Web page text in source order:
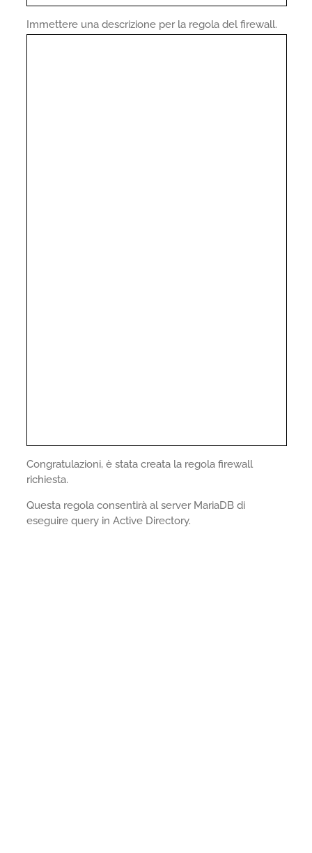
Immettere una descrizione per la regola del firewall.
Congratulazioni, è stata creata la regola firewall
richiesta.
Questa regola consentirà al server MariaDB di
eseguire query in Active Directory.